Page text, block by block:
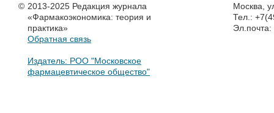
© 2013-2025 Редакция журнала
«Фармакоэкономика: теория и
практика»
Обратная связь
Издатель: РОО "Московское
фармацевтическое общество"
Москва,
Тел.:
Эл.почта: